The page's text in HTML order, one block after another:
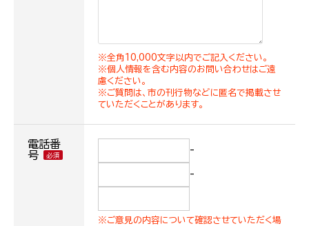
※全角10,000文字以内でご記入ください。
※個人情報を含む内容のお問い合わせはご遠
慮ください。
※ご質問は、市の刊行物などに匿名で掲載させ
ていただくことがあります。
電話番
号
-
-
※ご意見の内容について確認させていただく場